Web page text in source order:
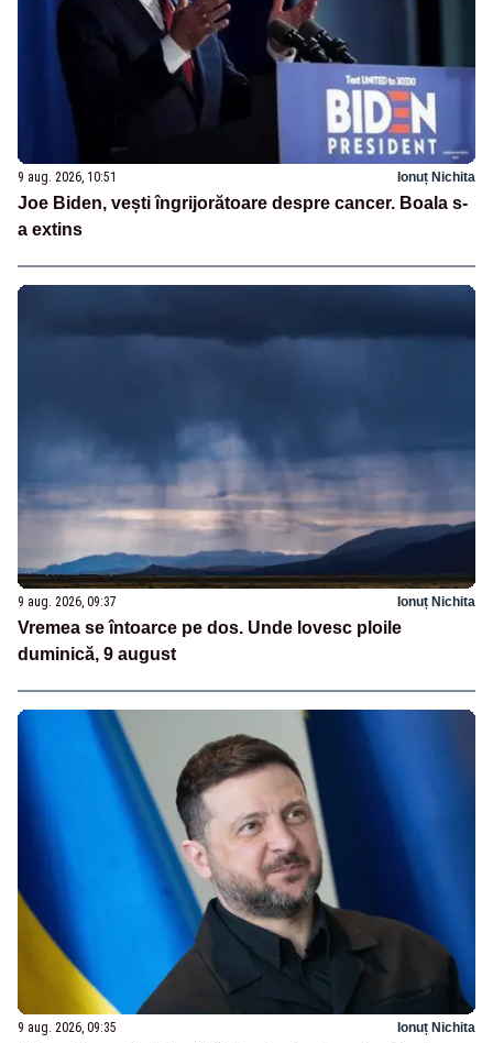
9 aug. 2026, 10:51 Ionuț Nichita
Joe Biden, vești îngrijorătoare despre cancer. Boala s-
a extins
9 aug. 2026, 09:37 Ionuț Nichita
Vremea se întoarce pe dos. Unde lovesc ploile
duminică, 9 august
9 aug. 2026, 09:35 Ionuț Nichita